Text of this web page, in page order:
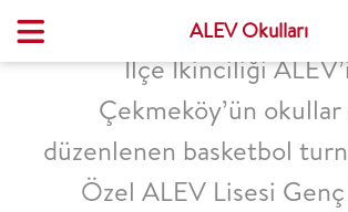
ALEV Okulları
İlçe İkinciliği
Çekmeköy’ün okullar
düzenlenen basketbol
Özel ALEV Lisesi